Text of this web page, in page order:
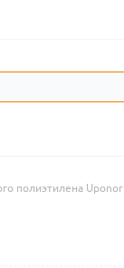
полиэтилена Uponor